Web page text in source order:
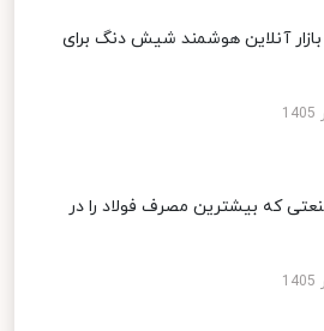
آنلاین هوشمند شیش دنگ برای
که بیشترین مصرف فولاد را در